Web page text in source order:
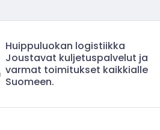
Huippuluokan logistiikka
Joustavat kuljetuspalvelut ja
varmat toimitukset kaikkialle
Suomeen.